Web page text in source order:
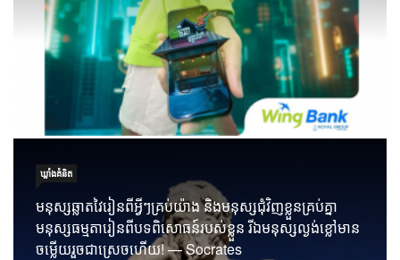
ឃ្លាំង​គំនិត
មនុស្សឆ្លាតវៃរៀនពីអ្វីៗគ្រប់យ៉ាង និងមនុស្សជុំវិញខ្លួនគ្រប់គ្នា
មនុស្សធម្មតារៀនពីបទពិសោធន៍របស់ខ្លួន រីឯមនុស្សល្ងង់ខ្លៅមាន
ចម្លើយរួចជាស្រេចហើយ! — Socrates